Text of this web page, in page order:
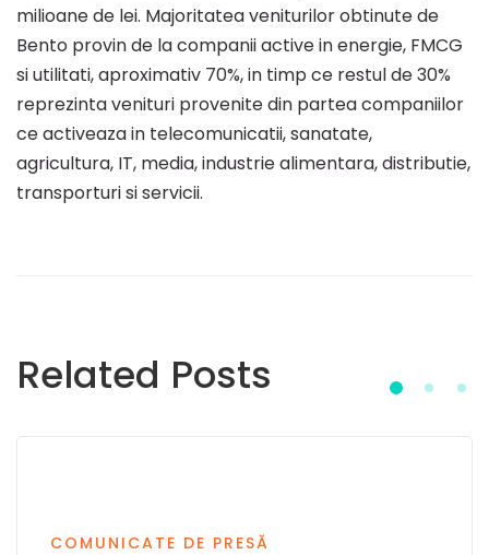
milioane de lei. Majoritatea veniturilor obtinute de
Bento provin de la companii active in energie, FMCG
si utilitati, aproximativ 70%, in timp ce restul de 30%
reprezinta venituri provenite din partea companiilor
ce activeaza in telecomunicatii, sanatate,
agricultura, IT, media, industrie alimentara, distributie,
transporturi si servicii.
Related Posts
COMUNICATE DE PRESĂ